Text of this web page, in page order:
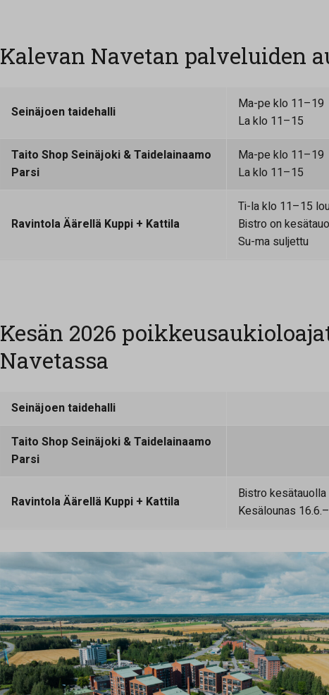
Kalevan Navetan palveluiden
Seinäjoen taidehalli
Ma-pe klo 11–19
La klo 11–15
Taito Shop Seinäjoki & Taidelainaamo
Parsi
Ma-pe klo 11–19
La klo 11–15
Ravintola Äärellä Kuppi + Kattila
Ti-la klo 11–15
Bistro on
Su-ma suljettu
Kesän 2026
Navetassa
Seinäjoen taidehalli
Taito Shop Seinäjoki & Taidelainaamo
Parsi
Ravintola Äärellä Kuppi + Kattila
Bistro
Kesälounas